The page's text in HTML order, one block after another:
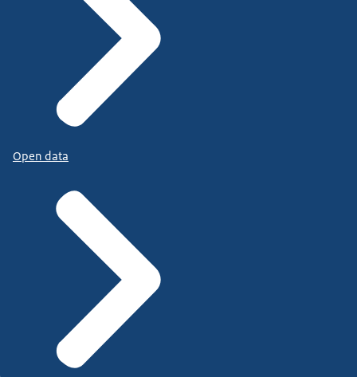
Open data